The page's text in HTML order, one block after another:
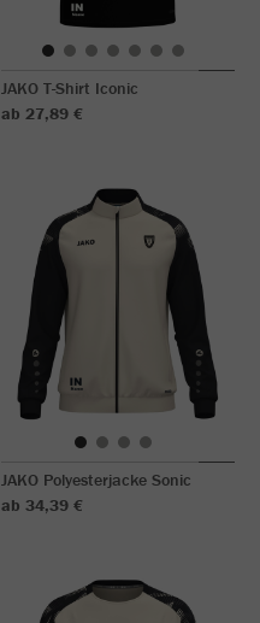
JAKO T-Shirt Iconic
ab 27,89 €
JAKO Polyesterjacke Sonic
ab 34,39 €